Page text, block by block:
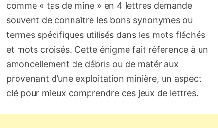
comme « tas de mine » en 4 lettres demande
souvent de connaître les bons synonymes ou
termes spécifiques utilisés dans les mots fléchés
et mots croisés. Cette énigme fait référence à un
amoncellement de débris ou de matériaux
provenant d’une exploitation minière, un aspect
clé pour mieux comprendre ces jeux de lettres.